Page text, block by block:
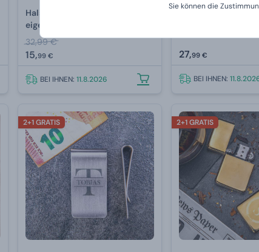
Sie können die
Halskette mit Anhänger und
eigenem Text
32,99 €
15,99 €
BEI IHNEN: 11.8.2026
Gläserner
27,99 €
BEI IHNEN:
2+1 GRATIS 2+1 GRATIS